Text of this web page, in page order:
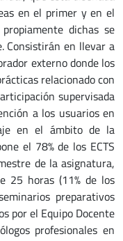
en el primer y en el
dichas se
Consistirán en llevar a
externo donde los
relacionado con
supervisada
a los usuarios en
en el ámbito de la
el 78% de los ECTS
de la asignatura,
25 horas (11% de los
preparativos
por el Equipo Docente
profesionales en